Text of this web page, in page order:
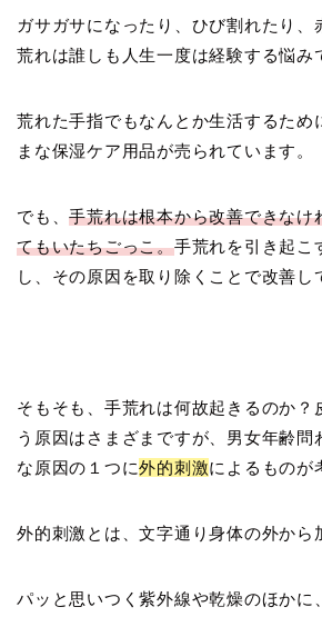
ガサガサになったり、ひび割れたり
荒れは誰しも人生一度は経験する悩み
荒れた手指でもなんとか生活するため
まな保湿ケア用品が売られています。
でも、手荒れは根本から改善できなけ
てもいたちごっこ。手荒れを引き起こ
し、その原因を取り除くことで改善し
そもそも、手荒れは何故起きるのか？
う原因はさまざまですが、男女年齢問
な原因の１つに外的刺激によるものが
外的刺激とは、文字通り身体の外から
パッと思いつく紫外線や乾燥のほかに